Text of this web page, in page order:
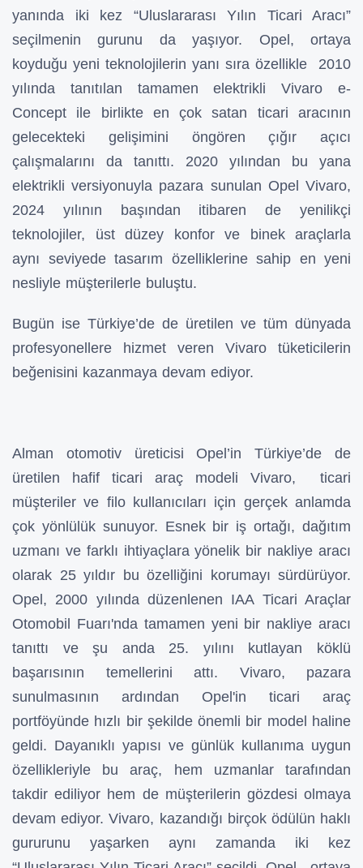
yanında iki kez “Uluslararası Yılın Ticari Aracı”
seçilmenin gurunu da yaşıyor. Opel, ortaya
koyduğu yeni teknolojilerin yanı sıra özellikle 2010
yılında tanıtılan tamamen elektrikli Vivaro e-
Concept ile birlikte en çok satan ticari aracının
gelecekteki gelişimini öngören çığır açıcı
çalışmalarını da tanıttı. 2020 yılından bu yana
elektrikli versiyonuyla pazara sunulan Opel Vivaro,
2024 yılının başından itibaren de yenilikçi
teknolojiler, üst düzey konfor ve binek araçlarla
aynı seviyede tasarım özelliklerine sahip en yeni
nesliyle müşterilerle buluştu.
Bugün ise Türkiye’de de üretilen ve tüm dünyada
profesyonellere hizmet veren Vivaro tüketicilerin
beğenisini kazanmaya devam ediyor.
Alman otomotiv üreticisi Opel’in Türkiye’de de
üretilen hafif ticari araç modeli Vivaro, ticari
müşteriler ve filo kullanıcıları için gerçek anlamda
çok yönlülük sunuyor. Esnek bir iş ortağı, dağıtım
uzmanı ve farklı ihtiyaçlara yönelik bir nakliye aracı
olarak 25 yıldır bu özelliğini korumayı sürdürüyor.
Opel, 2000 yılında düzenlenen IAA Ticari Araçlar
Otomobil Fuarı'nda tamamen yeni bir nakliye aracı
tanıttı ve şu anda 25. yılını kutlayan köklü
başarısının temellerini attı. Vivaro, pazara
sunulmasının ardından Opel'in ticari araç
portföyünde hızlı bir şekilde önemli bir model haline
geldi. Dayanıklı yapısı ve günlük kullanıma uygun
özellikleriyle bu araç, hem uzmanlar tarafından
takdir ediliyor hem de müşterilerin gözdesi olmaya
devam ediyor. Vivaro, kazandığı birçok ödülün haklı
gururunu yaşarken aynı zamanda iki kez